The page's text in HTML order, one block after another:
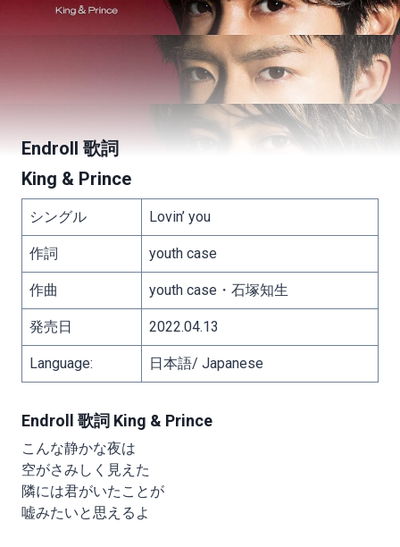
Endroll 歌詞
King & Prince
シングル Lovin’ you
作詞 youth case
作曲 youth case・石塚知生
発売日 2022.04.13
Language: 日本語/ Japanese
Endroll 歌詞 King & Prince
こんな静かな夜は
空がさみしく見えた
隣には君がいたことが
嘘みたいと思えるよ